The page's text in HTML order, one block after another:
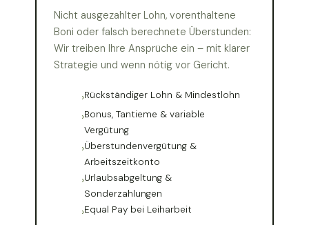
Nicht ausgezahlter Lohn, vorenthaltene
Boni oder falsch berechnete Überstunden:
Wir treiben Ihre Ansprüche ein – mit klarer
Strategie und wenn nötig vor Gericht.
Rückständiger Lohn & Mindestlohn
Bonus, Tantieme & variable
Vergütung
Überstundenvergütung &
Arbeitszeitkonto
Urlaubsabgeltung &
Sonderzahlungen
Equal Pay bei Leiharbeit